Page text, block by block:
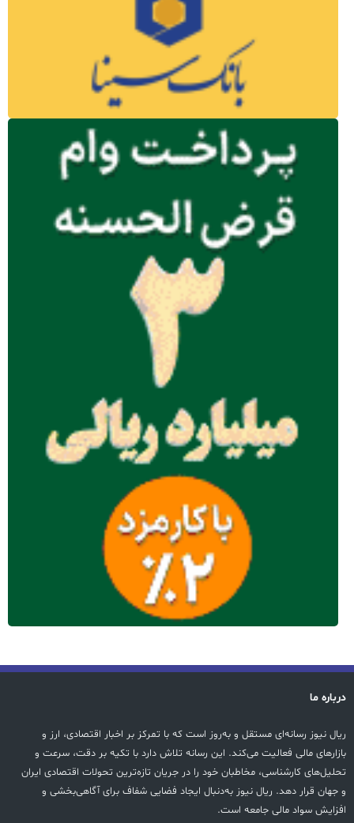
درباره ما
ریال نیوز رسانه‌ای مستقل و به‌روز است که با تمرکز بر اخبار اقتصادی، ارز و
بازارهای مالی فعالیت می‌کند. این رسانه تلاش دارد با تکیه بر دقت، سرعت و
تحلیل‌های کارشناسی، مخاطبان خود را در جریان تازه‌ترین تحولات اقتصادی ایران
و جهان قرار دهد. ریال نیوز به‌دنبال ایجاد فضایی شفاف برای آگاهی‌بخشی و
افزایش سواد مالی جامعه است.